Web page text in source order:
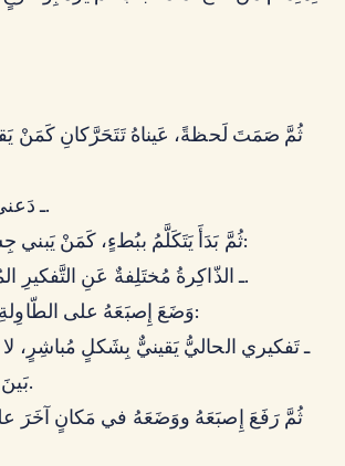
ثُمَّ صَمَتَ لَحظةً، عَيناهُ تَتَحَرَّكانِ كَمَنْ
ـ دَعني أُفَكِّرُ فيهِ بِجِدِّيَّةٍ.
ثُمَّ بَدَأَ يَتَكَلَّمُ ببُطءٍ، كَمَنْ يَبني جِسرًا خَشَبةً خَشَبةً:
ـ الذّاكِرةُ مُختَلِفةٌ عَنِ التَّفكيرِ المُباشِرِ في لَحظَتِهِ.
وَضَعَ إِصبَعَهُ على الطّاوِلةِ كَمَنْ يُثَبِّتُ نُقطةً:
ـ تَفكيري الحاليُّ يَقينيٌّ بِشَكلٍ مُباشِرٍ،
بَينَ حُدوثِهِ ووَعيي بِهِ.
ثُمَّ رَفَعَ إِصبَعَهُ ووَضَعَهُ في مَكانٍ آخَرَ